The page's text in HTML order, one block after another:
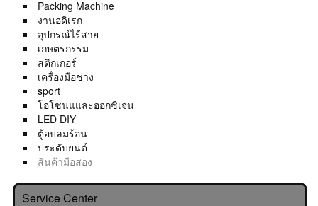
Packing Machine
งานอดิเรก
อุปกรณ์ไร้สาย
เกษตรกรรม
สติกเกอร์
เครื่องมือช่าง
sport
โอโซนแและออกซิเจน
LED DIY
ตู้อบลมร้อน
ประดับยนต์
สินค้ามือสอง
Service Center